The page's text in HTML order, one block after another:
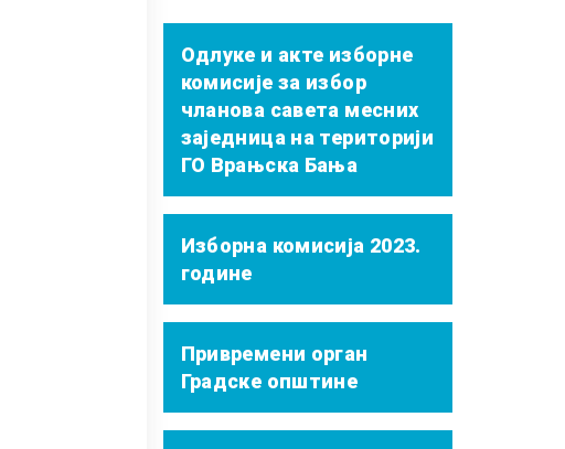
Одлуке и акте изборне
комисије за избор
чланова савета месних
заједница на територији
ГО Врањска Бања
Изборна комисија 2023.
године
Привремени орган
Градске општине